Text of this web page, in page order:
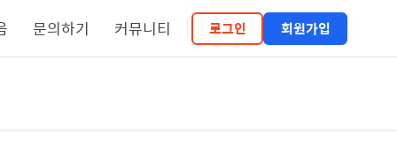
문의하기 커뮤니티 로그인 회원가입